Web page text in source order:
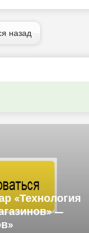
назад
«Технология
—